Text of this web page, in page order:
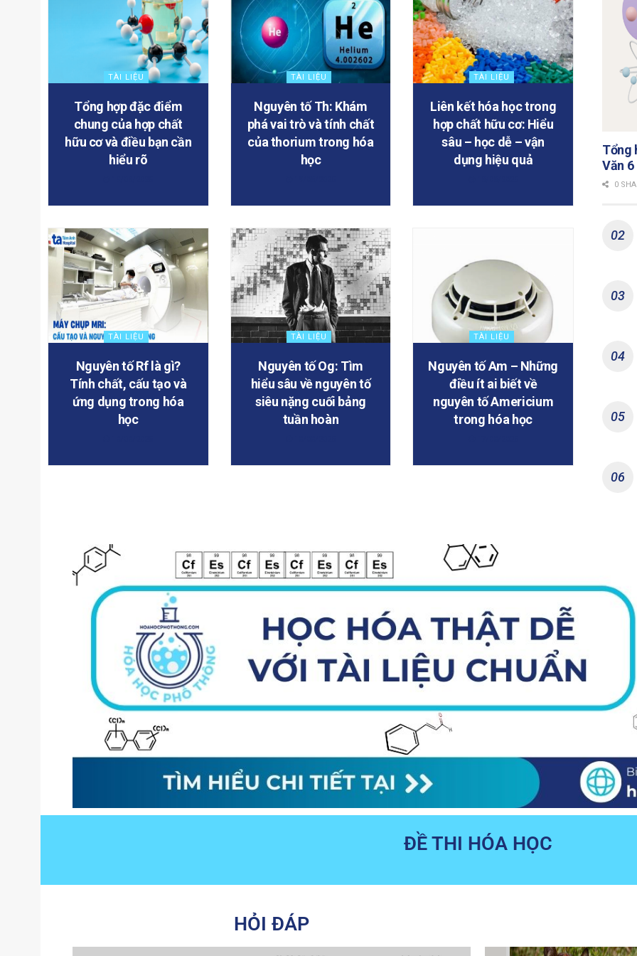
TÀI LIỆU
Tổng hợp đặc điểm
chung của hợp chất
hữu cơ và điều bạn cần
hiểu rõ
TÀI LIỆU
Nguyên tố Th: Khám
phá vai trò và tính chất
của thorium trong hóa
học
TÀI LIỆU
Liên kết hóa học trong
hợp chất hữu cơ: Hiểu
sâu – học dễ – vận
dụng hiệu quả
TÀI LIỆU
Nguyên tố Rf là gì?
Tính chất, cấu tạo và
ứng dụng trong hóa
học
TÀI LIỆU
Nguyên tố Og: Tìm
hiểu sâu về nguyên tố
siêu nặng cuối bảng
tuần hoàn
TÀI LIỆU
Nguyên tố Am – Những
điều ít ai biết về
nguyên tố Americium
trong hóa học
Tổng
Văn
0
ĐỀ THI HÓA HỌC
HỎI ĐÁP